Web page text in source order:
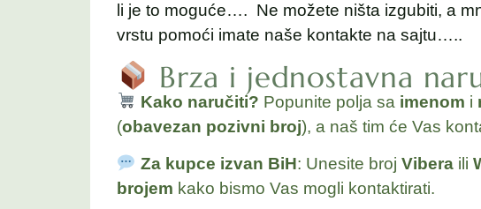
li je to moguće…. Ne možete ništa izgubiti, a
vrstu pomoći imate naše kontakte na sajtu…..
Brza i jednostavna
Kako naručiti? Popunite polja sa imenom i
(obavezan pozivni broj), a naš tim će Vas
Za kupce izvan BiH: Unesite broj Viberaili
brojem kako bismo Vas mogli kontaktirati.